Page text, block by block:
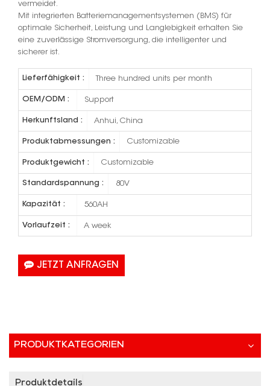
vermeidet.
Mit integrierten Batteriemanagementsystemen (BMS) für
optimale Sicherheit, Leistung und Langlebigkeit erhalten Sie
eine zuverlässige Stromversorgung, die intelligenter und
sicherer ist.
Lieferfähigkeit : Three hundred units per month
OEM/ODM : Support
Herkunftsland : Anhui, China
Produktabmessungen : Customizable
Produktgewicht : Customizable
Standardspannung : 80V
Kapazität : 560AH
Vorlaufzeit : A week
JETZT ANFRAGEN
PRODUKTKATEGORIEN
Produktdetails